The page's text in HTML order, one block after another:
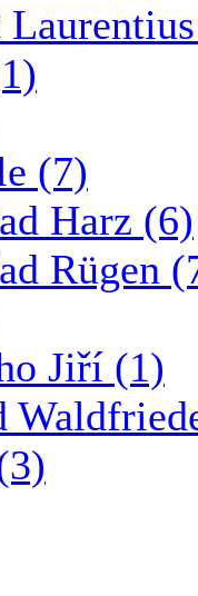
(7)
Harz (6)
Rügen
Jiří (1)